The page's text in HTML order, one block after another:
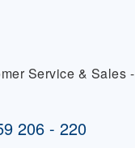
Service & Sales
206 - 220